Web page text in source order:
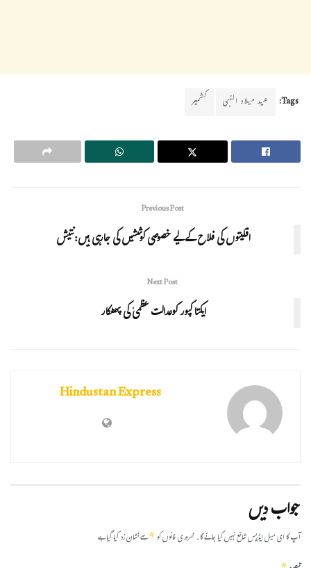
Tags: عید میلاد النبی کشمیر
Previous Post
اقلیتوں کی فلاح کے لیے خصوصی کوششیں کی جارہی ہیں:نتیش
Next Post
ایکتا کپور کوعدالت عظمیٰ کی پھٹکار
Hindustan Express
جواب دیں
آپ کا ای میل ایڈریس شائع نہیں کیا جائے گا۔ضروری خانوں کو*سے نشان زد کیا گیا ہے